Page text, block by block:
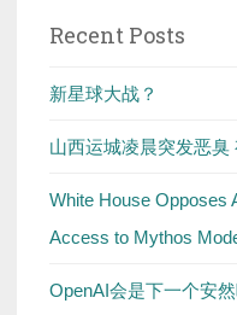
Recent Posts
新星球大战？
山西运城凌晨突发恶
White House Opposes
Access to Mythos
OpenAI会是下一个安然